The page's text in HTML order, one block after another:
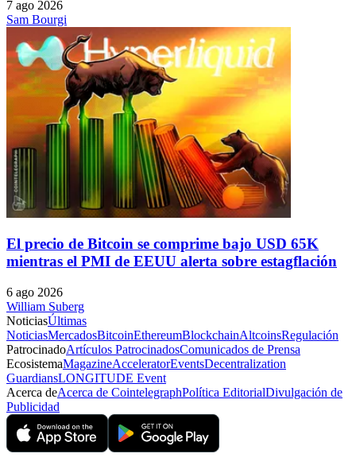
7 ago 2026
Sam Bourgi
El precio de Bitcoin se comprime bajo USD 65K
mientras el PMI de EEUU alerta sobre estagflación
6 ago 2026
William Suberg
NoticiasÚltimas
NoticiasMercadosBitcoinEthereumBlockchainAltcoinsRegulación
PatrocinadoArtículos PatrocinadosComunicados de Prensa
EcosistemaMagazineAcceleratorEventsDecentralization
GuardiansLONGITUDE Event
Acerca deAcerca de CointelegraphPolítica EditorialDivulgación de
Publicidad